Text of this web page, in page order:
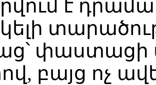
է
փաստացի
բայց ոչ